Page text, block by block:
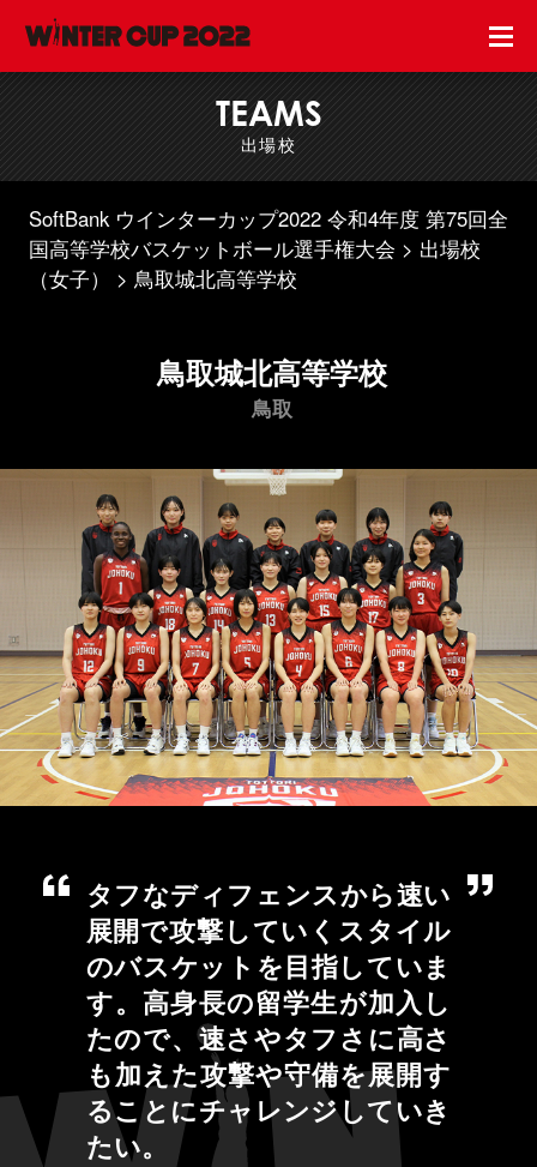
TEAMS
出場校
SoftBank ウインターカップ2022 令和4年度 第75回全
国高等学校バスケットボール選手権大会
出場校
（女子）
鳥取城北高等学校
鳥取城北高等学校
鳥取
タフなディフェンスから速い
展開で攻撃していくスタイル
のバスケットを目指していま
す。高身長の留学生が加入し
たので、速さやタフさに高さ
も加えた攻撃や守備を展開す
ることにチャレンジしていき
たい。